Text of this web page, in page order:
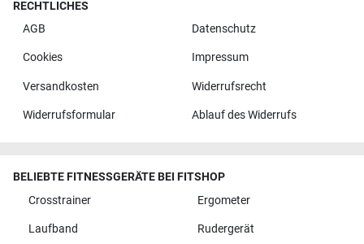
RECHTLICHES
AGB
Datenschutz
Cookies Impressum
Versandkosten Widerrufsrecht
Widerrufsformular Ablauf des Widerrufs
BELIEBTE FITNESSGERÄTE BEI FITSHOP
Crosstrainer
Ergometer
Laufband Rudergerät